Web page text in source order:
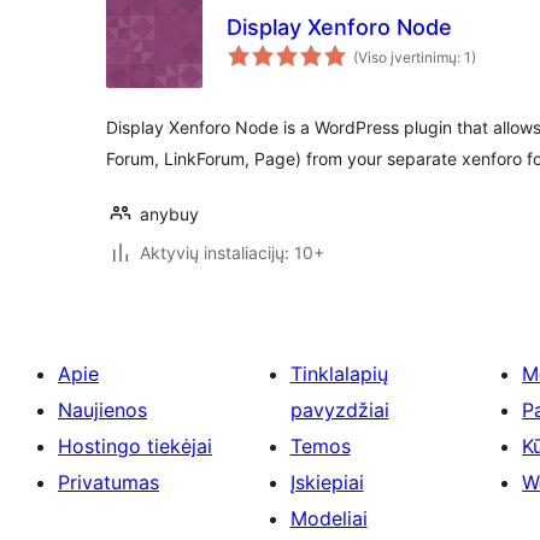
Display Xenforo Node
(Viso įvertinimų: 1)
Display Xenforo Node is a WordPress plugin that
Forum, LinkForum, Page) from your separate xenforo
anybuy
Aktyvių instaliacijų: 10+
Apie
Naujienos
Hostingo tiekėjai
Privatumas
Tinklalapių
pavyzdžiai
Temos
Įskiepiai
Modeliai